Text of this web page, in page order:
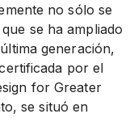
no sólo se
se ha ampliado
generación,
por el
for Greater
se situó en